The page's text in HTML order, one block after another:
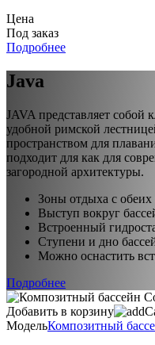
Цена
Под заказ
Подробнее
Java
JAVA представляет собой
удобной римской
пространством для
подходит для как для
загородной архитектуры.
Зоны отдыха с
Выступ вокруг
Встроенный
Ступени и дно
Можно оснастить
Подробнее
Добавить в корзину
МодельКомпозитный